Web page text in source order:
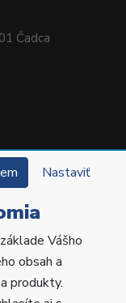
Čadca
Všetky práva
Nastaviť
Vášho
obsah a
produkty.